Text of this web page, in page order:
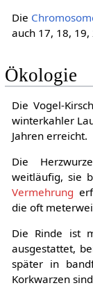
Die
auch 17, 18,
Ökologie
Die Vogel-
winterkahler
Jahren erreicht.
Die
weitläufig, sie
Vermehrung
die oft
Die Rinde ist
ausgestattet,
später in
Korkwarzen